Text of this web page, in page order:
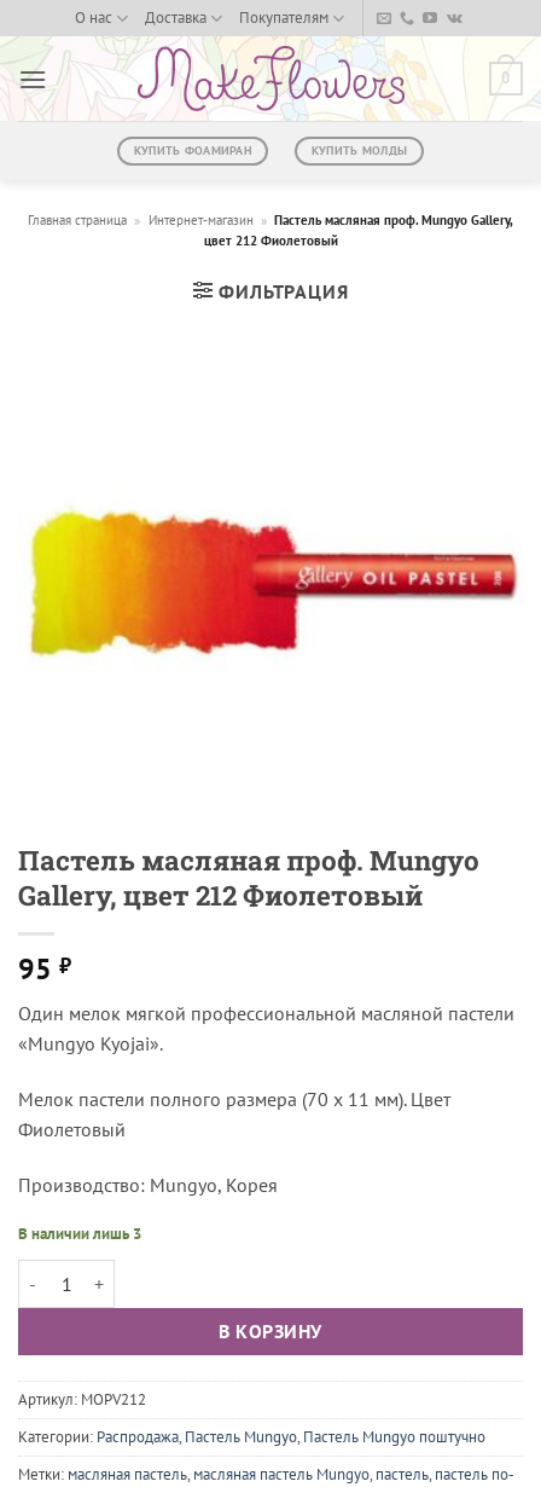
to
content
О нас Доставка Покупателям
0
КУПИТЬ ФОАМИРАН КУПИТЬ МОЛДЫ
Главная страница » Интернет-магазин » Пастель масляная проф. Mungyo Gallery,
цвет 212 Фиолетовый
ФИЛЬТРАЦИЯ
Пастель масляная проф. Mungyo
Gallery, цвет 212 Фиолетовый
95 ₽
Один мелок мягкой профессиональной масляной пастели
«Mungyo Kyojai».
Мелок пастели полного размера (70 х 11 мм). Цвет
Фиолетовый
Производство: Mungyo, Корея
В наличии лишь 3
Количество товара Пастель масляная проф. Mungyo Gallery, цвет
В КОРЗИНУ
Артикул: MOPV212
Категории: Распродажа, Пастель Mungyo, Пастель Mungyo поштучно
Метки: масляная пастель, масляная пастель Mungyo, пастель, пастель по-